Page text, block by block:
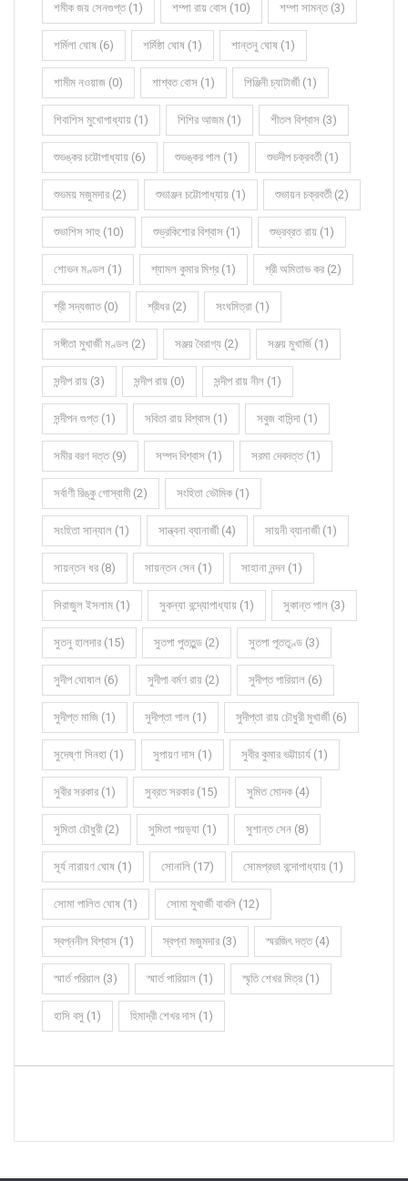
শমীক জয় সেনগুপ্ত (1) শম্পা রায় বোস (10) শম্পা সামন্ত (3)
শর্মিলা ঘোষ (6) শর্মিষ্ঠা ঘোষ (1) শান্তনু ঘোষ (1)
শামীম নওয়াজ (0) শাশ্বত বোস (1) শিঞ্জিনী চ্যাটার্জী (1)
শিবাশিস মুখোপাধ্যায় (1) শিশির আজম (1) শীতল বিশ্বাস (3)
শুভঙ্কর চট্টোপাধ্যায় (6) শুভঙ্কর পাল (1) শুভদীপ চক্রবর্তী (1)
শুভময় মজুমদার (2) শুভাঞ্জন চট্টোপাধ্যায় (1) শুভায়ন চক্রবর্তী (2)
শুভাশিস সাহু (10) শুভ্রকিশোর বিশ্বাস (1) শুভ্রব্রত রায় (1)
শোভন মণ্ডল (1) শ্যামল কুমার মিশ্র (1) শ্রী অমিতাভ কর (2)
শ্রী সদ্যজাত (0) শ্রীধর (2) সংঘমিত্রা (1)
সঙ্গীতা মুখার্জী মণ্ডল (2) সঞ্জয় বৈরাগ্য (2) সঞ্জয় মুখার্জি (1)
সন্দীপ রায় (3) সন্দীপ রায় (0) সন্দীপ রায় নীল (1)
সন্দীপন গুপ্ত (1) সবিতা রায় বিশ্বাস (1) সবুজ বাসিন্দা (1)
সমীর বরণ দত্ত (9) সম্পদ বিশ্বাস (1) সরমা দেবদত্ত (1)
সর্বাণী রিঙ্কু গোস্বামী (2) সংহিতা ভৌমিক (1)
সংহিতা সান্যাল (1) সান্ত্বনা ব্যানার্জী (4) সায়নী ব্যানার্জী (1)
সায়ন্তন ধর (8) সায়ন্তন সেন (1) সাহানা নন্দন (1)
সিরাজুল ইসলাম (1) সুকন্যা বন্দ্যোপাধ্যায় (1) সুকান্ত পাল (3)
সুতনু হালদার (15) সুতপা পুততুন্ড (2) সুতপা পূততুণ্ড (3)
সুদীপ ঘোষাল (6) সুদীপা বর্মণ রায় (2) সুদীপ্ত পারিয়াল (6)
সুদীপ্ত মাজি (1) সুদীপ্তা পাল (1) সুদীপ্তা রায় চৌধুরী মুখার্জী (6)
সুদেষ্ণা সিনহা (1) সুপায়ণ দাস (1) সুবীর কুমার ভট্টাচার্য (1)
সুবীর সরকার (1) সুব্রত সরকার (15) সুমিত মোদক (4)
সুমিতা চৌধুরী (2) সুমিতা পয়ড়্যা (1) সুশান্ত সেন (8)
সূর্য নারায়ণ ঘোষ (1) সোনালি (17) সোমপ্রভা বন্দোপাধ্যায় (1)
সোমা পালিত ঘোষ (1) সোমা মুখার্জী বাবলি (12)
স্বপ্ননীল বিশ্বাস (1) স্বপ্না মজুমদার (3) স্মরজিৎ দত্ত (4)
স্মার্ত পরিয়াল (3) স্মার্ত পারিয়াল (1) স্মৃতি শেখর মিত্র (1)
হাসি বসু (1) হিমাদ্রী শেখর দাস (1)